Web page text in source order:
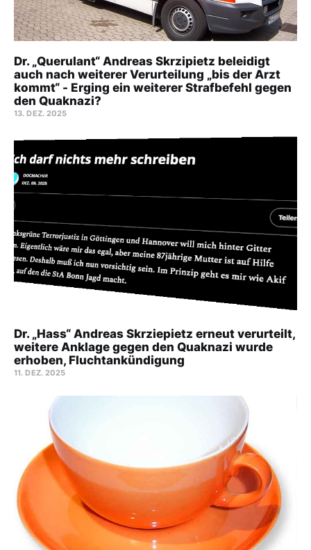
Dr. „Querulant“ Andreas Skrzipietz beleidigt
auch nach weiterer Verurteilung „bis der Arzt
kommt“ - Erging ein weiterer Strafbefehl gegen
den Quaknazi?
13. DEZ. 2025
Dr. „Hass“ Andreas Skrziepietz erneut verurteilt,
weitere Anklage gegen den Quaknazi wurde
erhoben, Fluchtankündigung
11. DEZ. 2025